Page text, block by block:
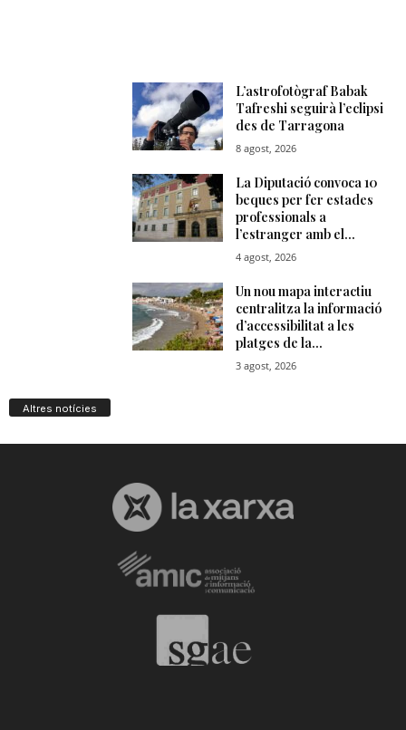
Altres notícies